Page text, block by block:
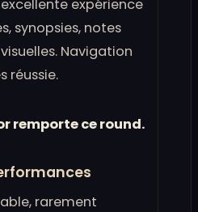
excellente expérience
synopsies, notes
Navigation
réussie.
remporte ce round.
rarement